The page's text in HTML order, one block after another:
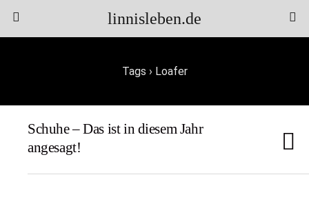
linnisleben.de
Tags › Loafer
Schuhe – Das ist in diesem Jahr
angesagt!